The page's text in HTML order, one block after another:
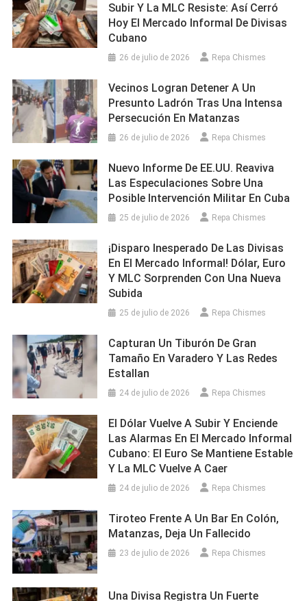
Subir Y La MLC Resiste: Así Cerró
Hoy El Mercado Informal De Divisas
Cubano
26 de julio de 2026 Repa Chismes
Vecinos Logran Detener A Un
Presunto Ladrón Tras Una Intensa
Persecución En Matanzas
26 de julio de 2026 Repa Chismes
Nuevo Informe De EE.UU. Reaviva
Las Especulaciones Sobre Una
Posible Intervención Militar En Cuba
25 de julio de 2026 Repa Chismes
¡Disparo Inesperado De Las Divisas
En El Mercado Informal! Dólar, Euro
Y MLC Sorprenden Con Una Nueva
Subida
25 de julio de 2026 Repa Chismes
Capturan Un Tiburón De Gran
Tamaño En Varadero Y Las Redes
Estallan
24 de julio de 2026 Repa Chismes
El Dólar Vuelve A Subir Y Enciende
Las Alarmas En El Mercado Informal
Cubano: El Euro Se Mantiene Estable
Y La MLC Vuelve A Caer
24 de julio de 2026 Repa Chismes
Tiroteo Frente A Un Bar En Colón,
Matanzas, Deja Un Fallecido
23 de julio de 2026 Repa Chismes
Una Divisa Registra Un Fuerte